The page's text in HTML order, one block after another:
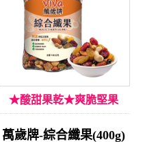
★酸甜果乾★爽脆堅果
萬歲牌-綜合纖果(400g)